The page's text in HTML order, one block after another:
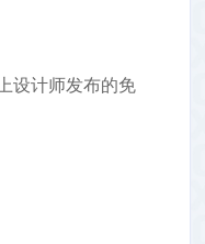
设计师发布的免